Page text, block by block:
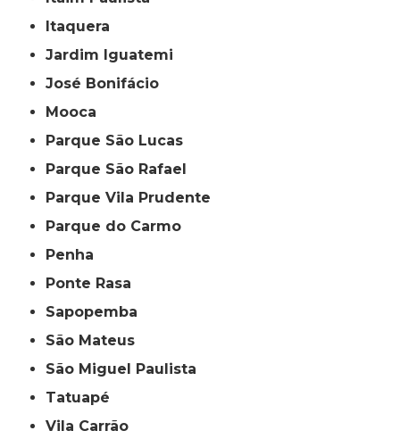
Itaquera
Jardim Iguatemi
José Bonifácio
Mooca
Parque São Lucas
Parque São Rafael
Parque Vila Prudente
Parque do Carmo
Penha
Ponte Rasa
Sapopemba
São Mateus
São Miguel Paulista
Tatuapé
Vila Carrão